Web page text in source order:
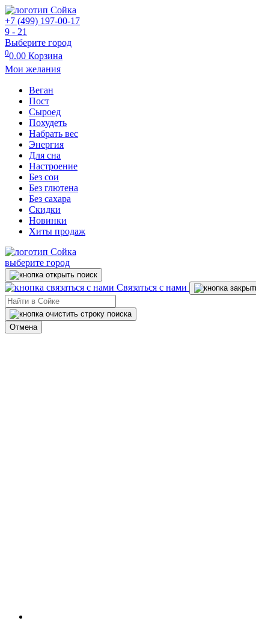
+7 (499) 197-00-17
9 - 21
Выберите город
00.00 Корзина
Мои желания
Веган
Пост
Сыроед
Похудеть
Набрать вес
Энергия
Для сна
Настроение
Без сои
Без глютена
Без сахара
Скидки
Новинки
Хиты продаж
выберите город
Связаться с нами
Отмена